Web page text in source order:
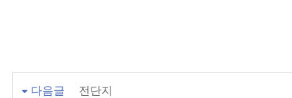
다음글 전단지